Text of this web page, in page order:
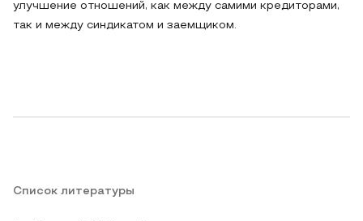
улучшение отношений, как между самими кредиторами,
так и между синдикатом и заемщиком.
Список литературы